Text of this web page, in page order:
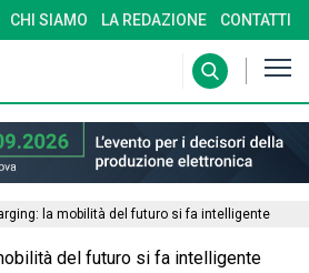
CHI SIAMO LA REDAZIONE CONTATTI
la mobilità del futuro si fa intelligente